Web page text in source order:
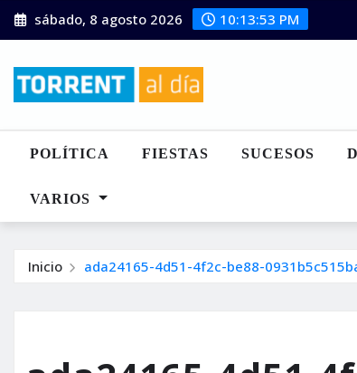
Saltar
al
sábado, 8 agosto 2026 10:13:54 PM
POLÍTICA FIESTAS SUCESOS
VARIOS
Inicio ada24165-4d51-4f2c-be88-